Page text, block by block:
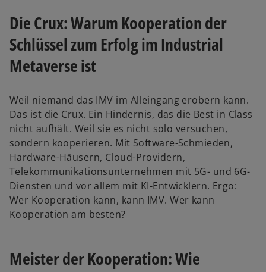
Die Crux: Warum Kooperation der
Schlüssel zum Erfolg im Industrial
Metaverse ist
Weil niemand das IMV im Alleingang erobern kann.
Das ist die Crux. Ein Hindernis, das die Best in Class
nicht aufhält. Weil sie es nicht solo versuchen,
sondern kooperieren. Mit Software-Schmieden,
Hardware-Häusern, Cloud-Providern,
Telekommunikationsunternehmen mit 5G- und 6G-
Diensten und vor allem mit KI-Entwicklern. Ergo:
Wer Kooperation kann, kann IMV. Wer kann
Kooperation am besten?
Meister der Kooperation: Wie